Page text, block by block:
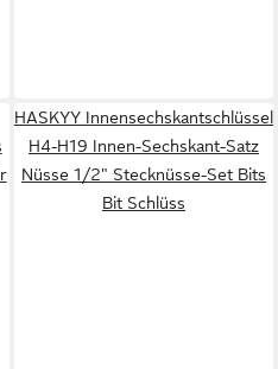
HASKYY Innensechskantschlüssel
H4-H19 Innen-Sechskant-Satz
Nüsse 1/2" Stecknüsse-Set Bits
Bit Schlüss